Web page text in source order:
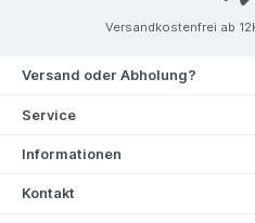
Versandkostenfrei ab
Versand oder Abholung?
Service
Informationen
Kontakt